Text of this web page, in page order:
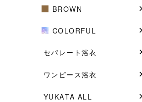
BROWN
COLORFUL
セパレート浴衣
ワンピース浴衣
YUKATA ALL